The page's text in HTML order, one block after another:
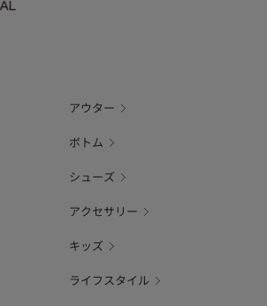
アウター
ボトム
シューズ
アクセサリー
キッズ
ライフスタイル